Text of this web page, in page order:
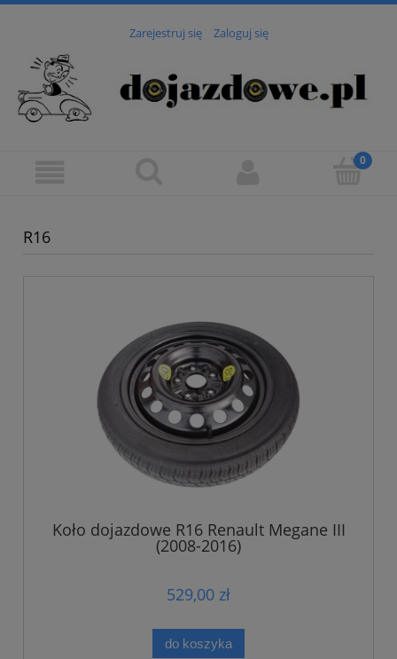
Zarejestruj się Zaloguj się
R16
Koło dojazdowe R16 Renault Megane III
(2008-2016)
529,00 zł
do koszyka